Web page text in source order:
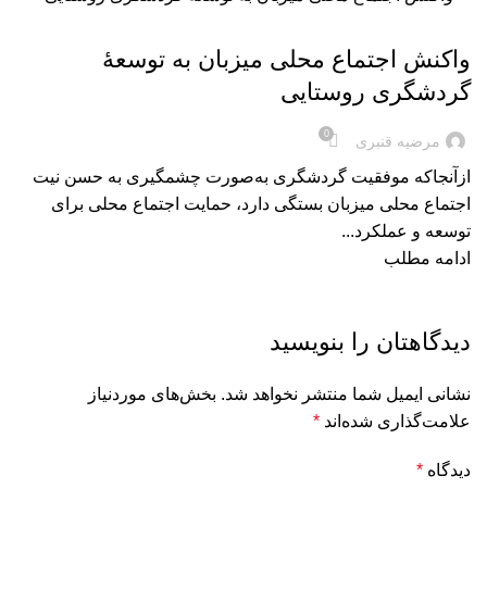
واکنش اجتماع محلی میزبان به توسعۀ
گردشگری روستایی
مرضیه قنبری 0
ازآنجاکه موفقیت گردشگری به‌صورت چشمگیری به حسن نیت
اجتماع محلی میزبان بستگی دارد، حمایت اجتماع محلی برای
توسعه و عملکرد...
ادامه مطلب
دیدگاهتان را بنویسید
نشانی ایمیل شما منتشر نخواهد شد. بخش‌های موردنیاز
علامت‌گذاری شده‌اند *
دیدگاه *